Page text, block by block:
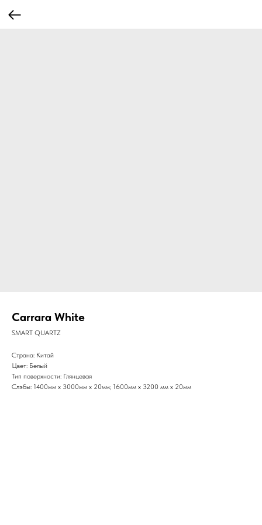
Carrara White
SMART QUARTZ
Страна: Китай
Цвет: Белый
Тип поверхности: Глянцевая
Слэбы: 1400мм x 3000мм x 20мм; 1600мм x 3200 мм x 20мм